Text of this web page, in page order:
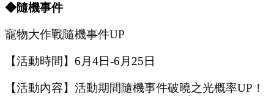
◆隨機事件
寵物大作戰隨機事件UP
【活動時間】 6月 4日-6月 25 日
【活動內容】活動期間隨機事件破曉之光概率UP ！